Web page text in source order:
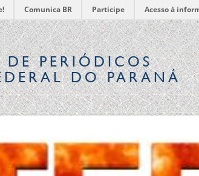
Comunica BR Participe Acesso à
DE PERIÓDICOS
DO PARANÁ